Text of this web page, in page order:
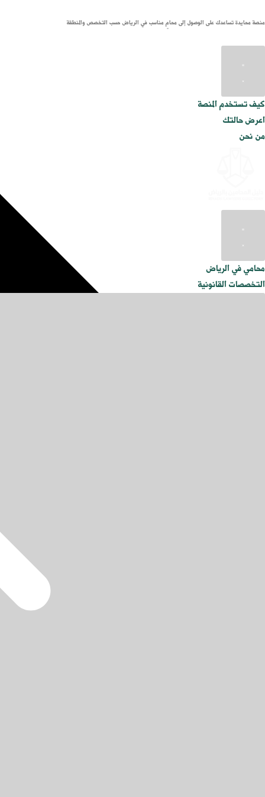
منصة محايدة تساعدك على الوصول إلى محامٍ مناسب في الرياض حسب التخصص والمنطقة
كيف تستخدم المنصة
اعرض حالتك
من نحن
محامي في الرياض
التخصصات القانونية